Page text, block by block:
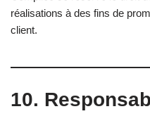
réalisations à des fins de
client.
10.